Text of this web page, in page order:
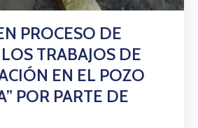
PROCESO DE
TRABAJOS DE
EN EL POZO
POR PARTE DE